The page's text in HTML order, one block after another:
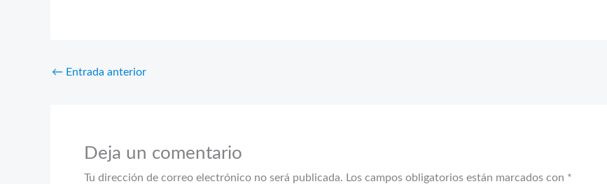
← Entrada anterior
Deja un comentario
Tu dirección de correo electrónico no será publicada. Los campos obligatorios están marcados con *